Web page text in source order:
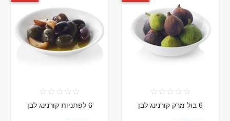
6 בול מרק קורנינג לבן 6 לפתניות קורנינג לבן